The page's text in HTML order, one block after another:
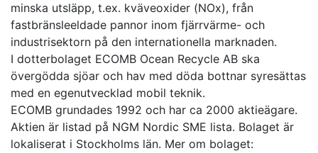
minska utsläpp, t.ex. kväveoxider (NOx), från
fastbränsleeldade pannor inom fjärrvärme- och
industrisektorn på den internationella marknaden.
I dotterbolaget ECOMB Ocean Recycle AB ska
övergödda sjöar och hav med döda bottnar syresättas
med en egenutvecklad mobil teknik.
ECOMB grundades 1992 och har ca 2000 aktieägare.
Aktien är listad på NGM Nordic SME lista. Bolaget är
lokaliserat i Stockholms län. Mer om bolaget: